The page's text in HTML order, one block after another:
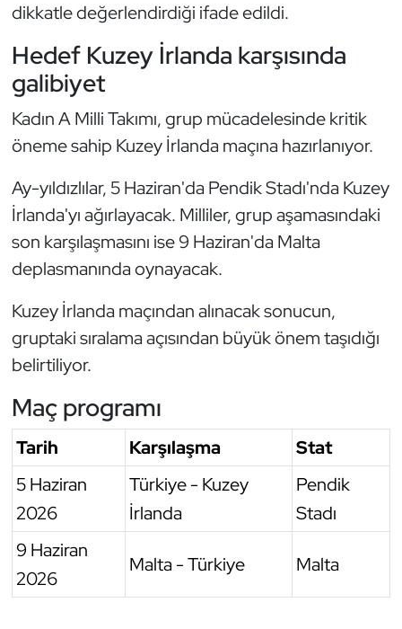
dikkatle değerlendirdiği ifade edildi.
Hedef Kuzey İrlanda karşısında
galibiyet
Kadın A Milli Takımı, grup mücadelesinde kritik
öneme sahip Kuzey İrlanda maçına hazırlanıyor.
Ay-yıldızlılar, 5 Haziran'da Pendik Stadı'nda Kuzey
İrlanda'yı ağırlayacak. Milliler, grup aşamasındaki
son karşılaşmasını ise 9 Haziran'da Malta
deplasmanında oynayacak.
Kuzey İrlanda maçından alınacak sonucun,
gruptaki sıralama açısından büyük önem taşıdığı
belirtiliyor.
Maç programı
Tarih Karşılaşma
Stat
5 Haziran
2026
Türkiye - Kuzey
İrlanda
Pendik
Stadı
9 Haziran
2026
Malta - Türkiye Malta
Modern Pentatlon
Motor Sporları
Muay Thai
Okçuluk
Optimist
Oryantiring
Özel Sporcular
Paralimpik
Satranç
Su Topu
Sualtı Sporları
Tekvando